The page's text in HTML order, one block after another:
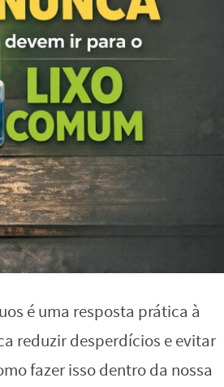
é uma resposta prática à
reduzir desperdícios e evitar
fazer isso dentro da nossa